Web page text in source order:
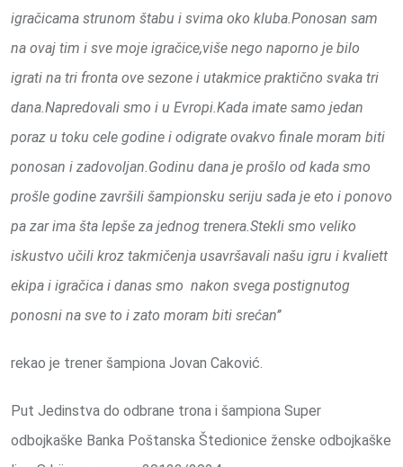
igračicama strunom štabu i svima oko kluba.Ponosan sam
na ovaj tim i sve moje igračice,više nego naporno je bilo
igrati na tri fronta ove sezone i utakmice praktično svaka tri
dana.Napredovali smo i u Evropi.Kada imate samo jedan
poraz u toku cele godine i odigrate ovakvo finale moram biti
ponosan i zadovoljan.Godinu dana je prošlo od kada smo
prošle godine završili šampionsku seriju sada je eto i ponovo
pa zar ima šta lepše za jednog trenera.Stekli smo veliko
iskustvo učili kroz takmičenja usavršavali našu igru i kvaliett
ekipa i igračica i danas smo nakon svega postignutog
ponosni na sve to i zato moram biti srećan’’
rekao je trener šampiona Jovan Caković.
Put Jedinstva do odbrane trona i šampiona Super
odbojkaške Banka Poštanska Štedionice ženske odbojkaške